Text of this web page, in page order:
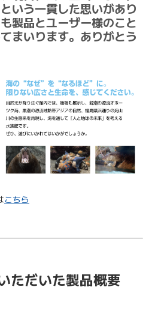
いう一貫した思いがあり
製品とユーザー様のこと
まいります。ありがとう
こちら
ただいた製品概要